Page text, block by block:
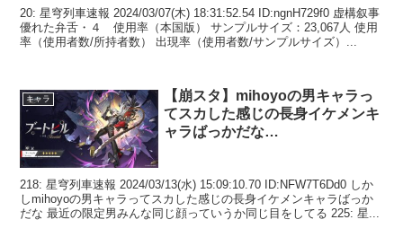
20: 星穹列車速報 2024/03/07(木) 18:31:52.54 ID:ngnH729f0 虚構叙事
優れた弁舌・４ 使用率（本国版） サンプルサイズ：23,067人 使用
率（使用者数/所持者数） 出現率（使用者数/サンプルサイズ）...
キャラ
【崩スタ】mihoyoの男キャラっ
てスカした感じの長身イケメンキ
ャラばっかだな…
218: 星穹列車速報 2024/03/13(水) 15:09:10.70 ID:NFW7T6Dd0 しか
しmihoyoの男キャラってスカした感じの長身イケメンキャラばっか
だな 最近の限定男みんな同じ顔っていうか同じ目をしてる 225: 星...